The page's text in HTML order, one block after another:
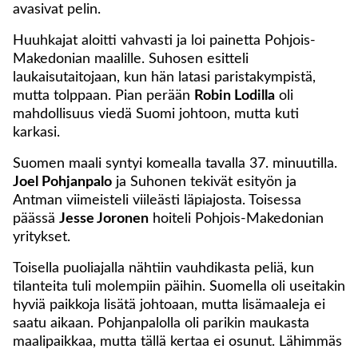
avasivat pelin.
Huuhkajat aloitti vahvasti ja loi painetta Pohjois-
Makedonian maalille. Suhosen esitteli
laukaisutaitojaan, kun hän latasi paristakympistä,
mutta tolppaan. Pian perään Robin Lodilla oli
mahdollisuus viedä Suomi johtoon, mutta kuti
karkasi.
Suomen maali syntyi komealla tavalla 37. minuutilla.
Joel Pohjanpalo ja Suhonen tekivät esityön ja
Antman viimeisteli viileästi läpiajosta. Toisessa
päässä Jesse Joronen hoiteli Pohjois-Makedonian
yritykset.
Toisella puoliajalla nähtiin vauhdikasta peliä, kun
tilanteita tuli molempiin päihin. Suomella oli useitakin
hyviä paikkoja lisätä johtoaan, mutta lisämaaleja ei
saatu aikaan. Pohjanpalolla oli parikin maukasta
maalipaikkaa, mutta tällä kertaa ei osunut. Lähimmäs